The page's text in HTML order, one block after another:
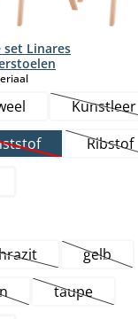
set Linares
select
Kunstleer
(Deze optie isRibstof
(Deze optie isgelb(Deze
optie istaupe
(Deze